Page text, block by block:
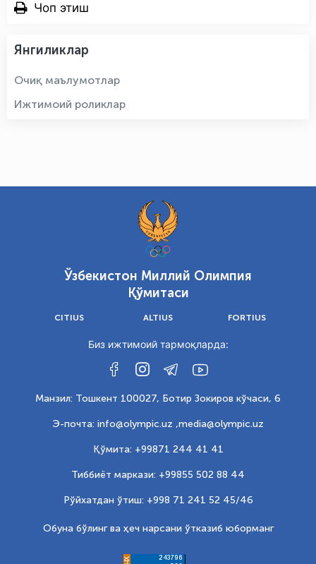
Чоп этиш
Янгиликлар
Очиқ маълумотлар
Ижтимоий роликлар
Ўзбекистон Миллий Олимпия
Қўмитаси
CITIUS ALTIUS FORTIUS
Биз ижтимоий тармоқларда:
Манзил: Тошкент 100027, Ботир Зокиров кўчаси, 6
Э-почта: info@olympic.uz ,media@olympic.uz
Қўмита: +99871 244 41 41
Тиббиёт маркази: +99855 502 88 44
Рўйхатдан ўтиш: +998 71 241 52 45/46
Обуна бўлинг ва ҳеч нарсани ўтказиб юборманг